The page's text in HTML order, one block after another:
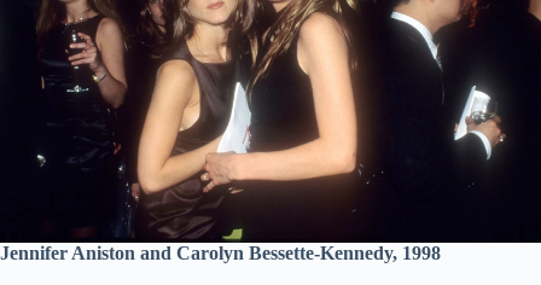
Jennifer Aniston and Carolyn Bessette-Kennedy, 1998